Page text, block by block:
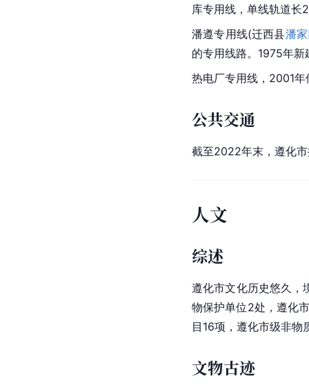
库专用线，单线轨道长
潘遵专用线(迁西县潘
的专用线路。1975年
热电厂专用线，2001年
公共交通
截至2022年末，遵化
人文
综述
遵化市文化历史悠久，
物保护单位2处，遵化
目16项，遵化市级非物
文物古迹